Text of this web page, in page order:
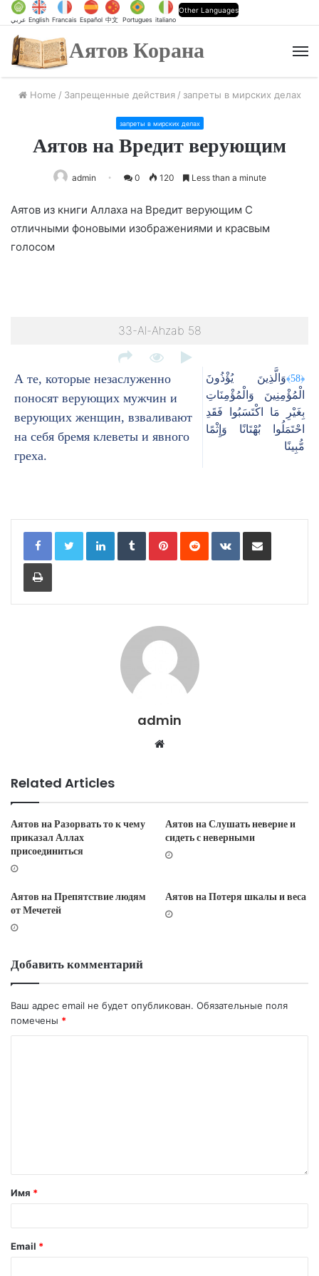
عربي English Francais Español 中文 Portugues italiano
Other Languages
Аятов Корана
Home / Запрещенные действия / запреты в мирских делах
запреты в мирских делах
Аятов на Вредит верующим
admin 0 120 Less than a minute
Аятов из книги Аллаха на Вредит верующим С
отличными фоновыми изображениями и красвым
голосом
33-Al-Ahzab 58
А те, которые незаслуженно
поносят верующих мужчин и
верующих женщин, взваливают
на себя бремя клеветы и явного
греха.
﴿58﴾
وَالَّذِينَ يُؤْذُونَ
الْمُؤْمِنِينَ وَالْمُؤْمِنَاتِ
بِغَيْرِ مَا اكْتَسَبُوا فَقَدِ
احْتَمَلُوا بُهْتَانًا وَإِثْمًا
مُّبِينًا
LinkedIn Tumblr Pinterest Reddit VKontakte
Print
admin
i
t
e
Related Articles
Аятов на Разорвать то к чему
приказал Аллах
присоединиться
Аятов на Слушать неверие и
сидеть с неверными
Аятов на Препятствие людям
от Мечетей
Аятов на Потеря шкалы и веса
Добавить комментарий
Ваш адрес email не будет опубликован. Обязательные поля
помечены *
Имя *
Email *